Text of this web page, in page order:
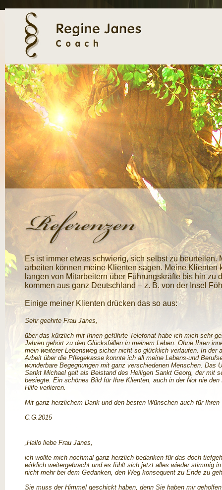
Es ist immer etwas schwierig, sich selbst zu beurteilen.
arbeiten können meine Klienten sagen. Meine Klienten
langen von Mitarbeitern über Führungskräfte bis hin zu
kommen aus ganz Deutschland – z. B. von der Insel
Einige meiner Klienten drücken das so aus:
Sehr geehrte Frau Janes,
über das kürzlich mit Ihnen geführte Telefonat habe ich mich sehr
Jahren gehört zu den Glücksfällen in meinem Leben. Ohne Ihren
mein weiterer Lebensweg sicher nicht so glücklich verlaufen. In der
Arbeit über die Pflegekasse konnte ich all meine Lebens-und
wunderbare Begegnungen mit ganz verschiedenen Menschen. Das
Sankt Michael galt als Beistand des Heiligen Sankt Georg, der mit
besiegte. Ein schönes Bild für Ihre Klienten, auch in der Not nie
Hilfe verlieren.
Mit ganz herzlichem Dank und den besten Wünschen auch für
C.G.2015
„Hallo liebe Frau Janes,
ich wollte mich nochmal ganz herzlich bedanken für das doch
wirklich weitergebracht und es fühlt sich jetzt alles wieder stimmig
nicht mehr bei dem Gedanken, den Weg konsequent zu Ende zu
Sie muss der Himmel geschickt haben, denn Sie haben mir